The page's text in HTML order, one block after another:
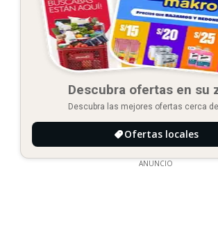
Descubra ofertas en su
Descubra las mejores ofertas cerca
Ofertas locales
ANUNCIO